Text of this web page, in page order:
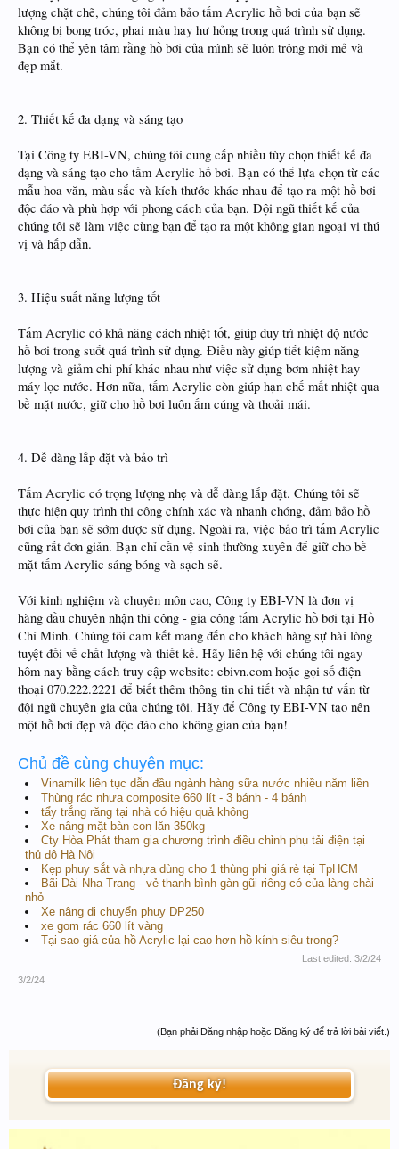
lượng chặt chẽ, chúng tôi đảm bảo tấm Acrylic hồ bơi của bạn sẽ
không bị bong tróc, phai màu hay hư hỏng trong quá trình sử dụng.
Bạn có thể yên tâm rằng hồ bơi của mình sẽ luôn trông mới mẻ và
đẹp mắt.
2. Thiết kế đa dạng và sáng tạo
Tại Công ty EBI-VN, chúng tôi cung cấp nhiều tùy chọn thiết kế đa
dạng và sáng tạo cho tấm Acrylic hồ bơi. Bạn có thể lựa chọn từ các
mẫu hoa văn, màu sắc và kích thước khác nhau để tạo ra một hồ bơi
độc đáo và phù hợp với phong cách của bạn. Đội ngũ thiết kế của
chúng tôi sẽ làm việc cùng bạn để tạo ra một không gian ngoại vi thú
vị và hấp dẫn.
3. Hiệu suất năng lượng tốt
Tấm Acrylic có khả năng cách nhiệt tốt, giúp duy trì nhiệt độ nước
hồ bơi trong suốt quá trình sử dụng. Điều này giúp tiết kiệm năng
lượng và giảm chi phí khác nhau như việc sử dụng bơm nhiệt hay
máy lọc nước. Hơn nữa, tấm Acrylic còn giúp hạn chế mất nhiệt qua
bề mặt nước, giữ cho hồ bơi luôn ấm cúng và thoải mái.
4. Dễ dàng lắp đặt và bảo trì
Tấm Acrylic có trọng lượng nhẹ và dễ dàng lắp đặt. Chúng tôi sẽ
thực hiện quy trình thi công chính xác và nhanh chóng, đảm bảo hồ
bơi của bạn sẽ sớm được sử dụng. Ngoài ra, việc bảo trì tấm Acrylic
cũng rất đơn giản. Bạn chỉ cần vệ sinh thường xuyên để giữ cho bề
mặt tấm Acrylic sáng bóng và sạch sẽ.
Với kinh nghiệm và chuyên môn cao, Công ty EBI-VN là đơn vị
hàng đầu chuyên nhận thi công - gia công tấm Acrylic hồ bơi tại Hồ
Chí Minh. Chúng tôi cam kết mang đến cho khách hàng sự hài lòng
tuyệt đối về chất lượng và thiết kế. Hãy liên hệ với chúng tôi ngay
hôm nay bằng cách truy cập website: ebivn.com hoặc gọi số điện
thoại 070.222.2221 để biết thêm thông tin chi tiết và nhận tư vấn từ
đội ngũ chuyên gia của chúng tôi. Hãy để Công ty EBI-VN tạo nên
một hồ bơi đẹp và độc đáo cho không gian của bạn!
Chủ đề cùng chuyên mục:
Vinamilk liên tục dẫn đầu ngành hàng sữa nước nhiều năm liền
Thùng rác nhựa composite 660 lít - 3 bánh - 4 bánh
tẩy trắng răng tại nhà có hiệu quả không
Xe nâng mặt bàn con lăn 350kg
Cty Hòa Phát tham gia chương trình điều chỉnh phụ tải điện tại
thủ đô Hà Nội
Kẹp phuy sắt và nhựa dùng cho 1 thùng phi giá rẻ tại TpHCM
Bãi Dài Nha Trang - vẻ thanh bình gàn gũi riêng có của làng chài
nhỏ
Xe nâng di chuyển phuy DP250
xe gom rác 660 lít vàng
Tại sao giá của hồ Acrylic lại cao hơn hồ kính siêu trong?
Last edited: 3/2/24
3/2/24
(Bạn phải Đăng nhập hoặc Đăng ký để trả lời bài viết.)
Đăng ký!